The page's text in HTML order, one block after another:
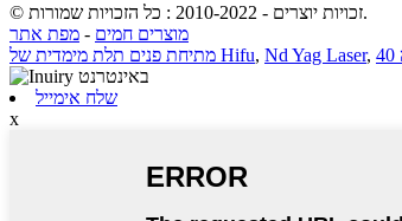
© זכויות יוצרים - 2010-2022 : כל הזכויות שמורות.
מוצרים חמים - מפת אתר
מתיחת פנים תלת מימדית של Hifu, Nd Yag Laser,
שלח אימייל
x